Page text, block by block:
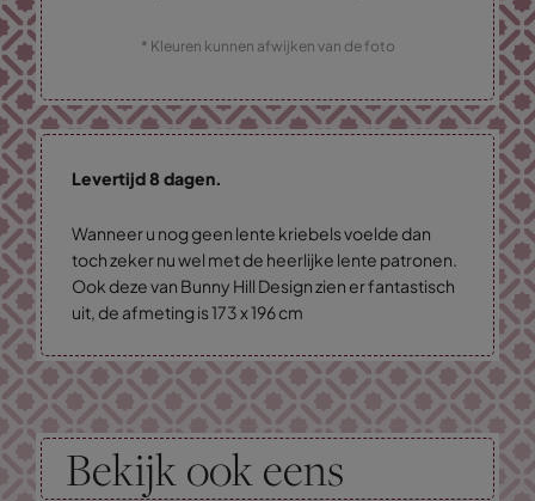
* Kleuren kunnen afwijken van de foto
Levertijd 8 dagen.
Wanneer u nog geen lente kriebels voelde dan
toch zeker nu wel met de heerlijke lente patronen.
Ook deze van Bunny Hill Design zien er fantastisch
uit, de afmeting is 173 x 196 cm
Bekijk ook eens